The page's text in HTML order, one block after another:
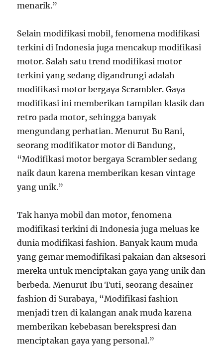
menarik.”
Selain modifikasi mobil, fenomena modifikasi
terkini di Indonesia juga mencakup modifikasi
motor. Salah satu trend modifikasi motor
terkini yang sedang digandrungi adalah
modifikasi motor bergaya Scrambler. Gaya
modifikasi ini memberikan tampilan klasik dan
retro pada motor, sehingga banyak
mengundang perhatian. Menurut Bu Rani,
seorang modifikator motor di Bandung,
“Modifikasi motor bergaya Scrambler sedang
naik daun karena memberikan kesan vintage
yang unik.”
Tak hanya mobil dan motor, fenomena
modifikasi terkini di Indonesia juga meluas ke
dunia modifikasi fashion. Banyak kaum muda
yang gemar memodifikasi pakaian dan aksesori
mereka untuk menciptakan gaya yang unik dan
berbeda. Menurut Ibu Tuti, seorang desainer
fashion di Surabaya, “Modifikasi fashion
menjadi tren di kalangan anak muda karena
memberikan kebebasan berekspresi dan
menciptakan gaya yang personal.”